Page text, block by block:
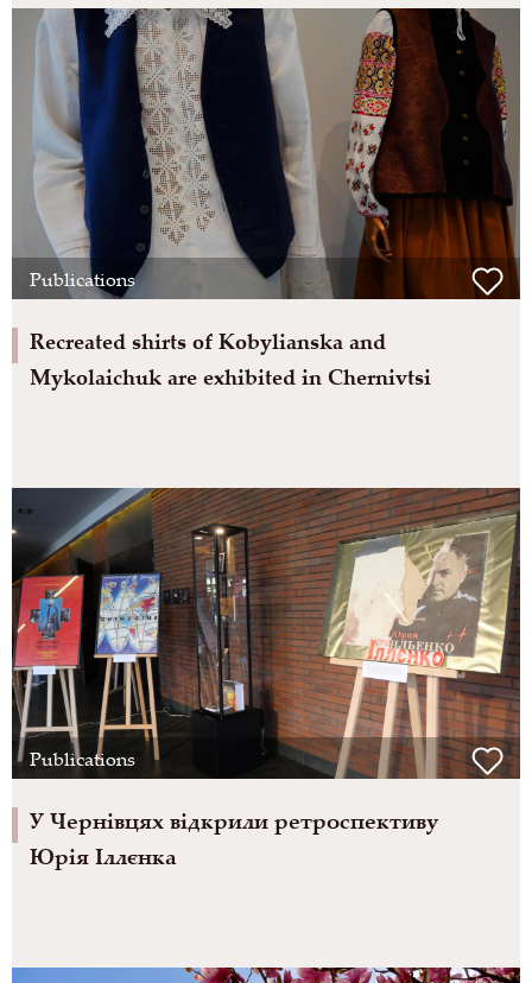
Publications
Recreated shirts of Kobylianska and
Mykolaichuk are exhibited in Chernivtsi
Publications
У Чернівцях відкрили ретроспективу
Юрія Іллєнка